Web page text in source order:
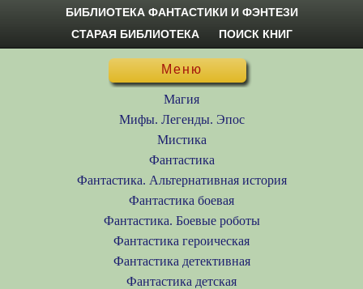
БИБЛИОТЕКА ФАНТАСТИКИ И ФЭНТЕЗИ
СТАРАЯ БИБЛИОТЕКА
ПОИСК КНИГ
Меню
Магия
Мифы. Легенды. Эпос
Мистика
Фантастика
Фантастика. Альтернативная история
Фантастика боевая
Фантастика. Боевые роботы
Фантастика героическая
Фантастика детективная
Фантастика детская